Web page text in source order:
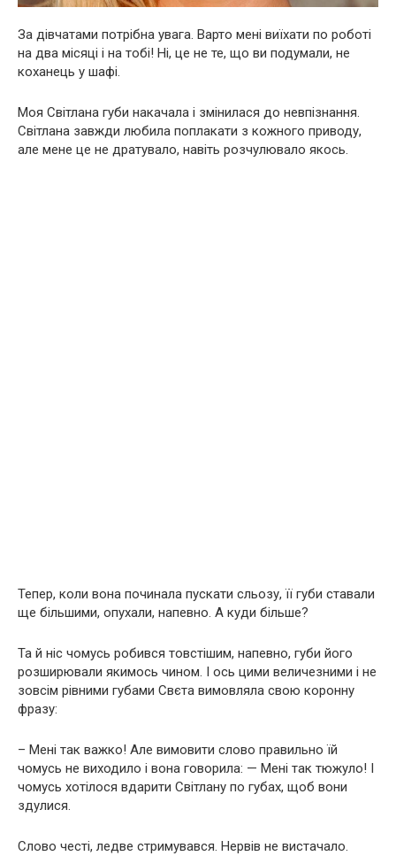
За дівчатами потрібна увага. Варто мені виїхати по роботі
на два місяці і на тобі! Ні, це не те, що ви подумали, не
коханець у шафі.
Моя Світлана губи накачала і змінилася до невпізнання.
Світлана завжди любила поплакати з кожного приводу,
але мене це не дратувало, навіть розчулювало якось.
Тепер, коли вона починала пускати сльозу, її губи ставали
ще більшими, опухали, напевно. А куди більше?
Та й ніс чомусь робився товстішим, напевно, губи його
розширювали якимось чином. І ось цими величезними і не
зовсім рівними губами Свєта вимовляла свою коронну
фразу:
– Мені так важко! Але вимовити слово правильно їй
чомусь не виходило і вона говорила: — Мені так тюжуло! І
чомусь хотілося вдарити Світлану по губах, щоб вони
здулися.
Слово честі, ледве стримувався. Нервів не вистачало.